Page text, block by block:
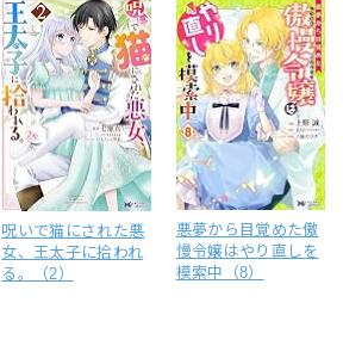
呪いで猫にされた悪
女、王太子に拾われ
る。（2）
悪夢から目覚めた傲
慢令嬢はやり直しを
模索中（8）